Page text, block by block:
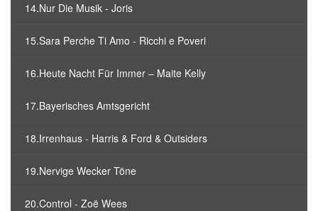
14.Nur Die Musik - Joris
15.Sara Perche Ti Amo - Ricchi e Poveri
16.Heute Nacht Für Immer – Maite Kelly
17.Bayerisches Amtsgericht
18.Irrenhaus - Harris & Ford & Outsiders
19.Nervige Wecker Töne
20.Control - Zoë Wees